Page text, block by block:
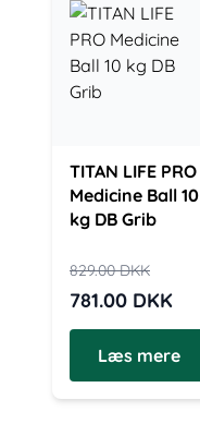
TITAN LIFE PRO
Medicine Ball 10
kg DB Grib
829.00DKK
781.00 DKK
Læs mere